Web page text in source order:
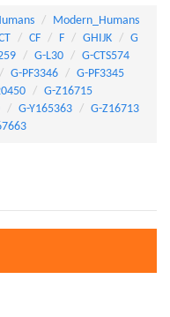
Modern_Humans
CF F GHIJK
G
G-L30
G-CTS574
G-PF3346
G-PF3345
G-Z16715
G-Y165363
G-Z16713